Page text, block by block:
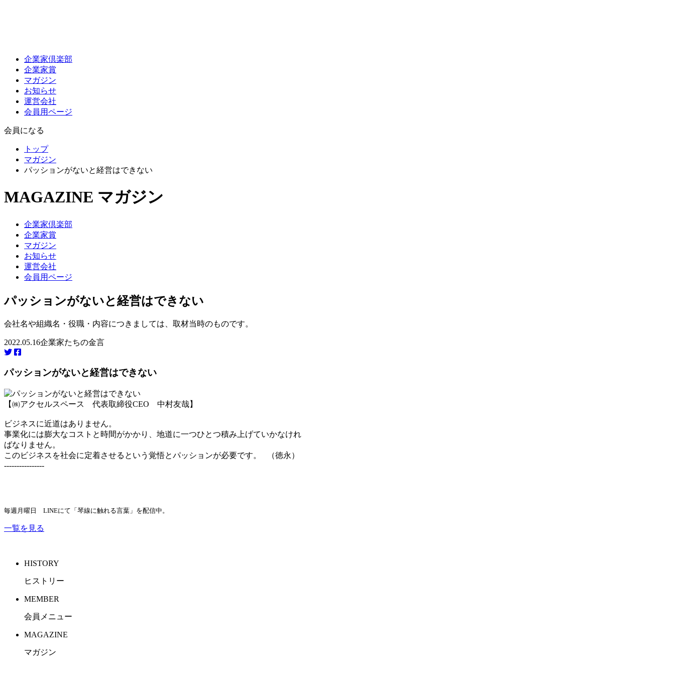
企業家倶楽部
企業家賞
マガジン
お知らせ
運営会社
会員用ページ
会員になる
トップ
マガジン
パッションがないと経営はできない
MAGAZINE マガジン
企業家倶楽部
企業家賞
マガジン
お知らせ
運営会社
会員用ページ
パッションがないと経営はできない
会社名や組織名・役職・内容につきましては、取材当時のものです。
2022.05.16企業家たちの金言
パッションがないと経営はできない
【㈱アクセルスペース 代表取締役CEO 中村友哉】
ビジネスに近道はありません。
事業化には膨大なコストと時間がかかり、地道に一つひとつ積み上げていかなけれ
ばなりません。
このビジネスを社会に定着させるという覚悟とパッションが必要です。 （徳永）
----------------
毎週月曜日 LINEにて「琴線に触れる言葉」を配信中。
一覧を見る
HISTORY
ヒストリー
MEMBER
会員メニュー
MAGAZINE
マガジン